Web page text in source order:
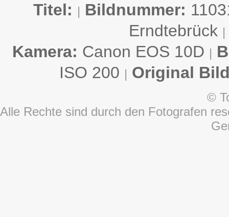
Titel: | Bildnummer:
Erndtebrück |
Kamera: Canon EOS 10D |
ISO 200 | Original
©
Alle Rechte sind durch den Fotografen